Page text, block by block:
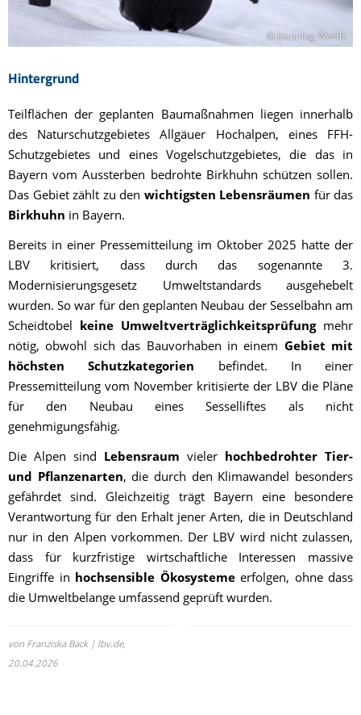
Hintergrund
© Henning Werth
Teilflächen der geplanten Baumaßnahmen liegen innerhalb
des Naturschutzgebietes Allgäuer Hochalpen, eines FFH-
Schutzgebietes und eines Vogelschutzgebietes, die das in
Bayern vom Aussterben bedrohte Birkhuhn schützen sollen.
Das Gebiet zählt zu den wichtigsten Lebensräumen für das
Birkhuhn in Bayern.
Bereits in einer Pressemitteilung im Oktober 2025 hatte der
LBV kritisiert, dass durch das sogenannte 3.
Modernisierungsgesetz Umweltstandards ausgehebelt
wurden. So war für den geplanten Neubau der Sesselbahn am
Scheidtobel keine Umweltverträglichkeitsprüfungmehr
nötig, obwohl sich das Bauvorhaben in einem Gebiet mit
höchsten Schutzkategorien befindet. In einer
Pressemitteilung vom November kritisierte der LBV die Pläne
für den Neubau eines Sesselliftes als nicht
genehmigungsfähig.
Die Alpen sind Lebensraum vieler hochbedrohter Tier-
und Pflanzenarten, die durch den Klimawandel besonders
gefährdet sind. Gleichzeitig trägt Bayern eine besondere
Verantwortung für den Erhalt jener Arten, die in Deutschland
nur in den Alpen vorkommen. Der LBV wird nicht zulassen,
dass für kurzfristige wirtschaftliche Interessen massive
Eingriffe in hochsensible Ökosystemeerfolgen, ohne dass
die Umweltbelange umfassend geprüft wurden.
von Franziska Back | lbv.de,
20.04.2026